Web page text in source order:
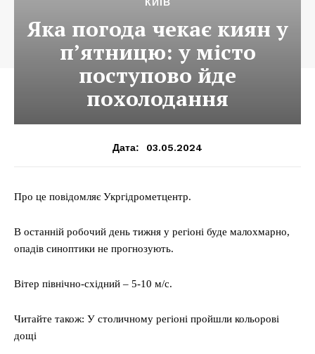
Яка погода чекає киян у
п’ятницю: у місто
поступово йде
похолодання
Дата: 03.05.2024
Про це повідомляє Укргідрометцентр.
В останній робочий день тижня у регіоні буде малохмарно,
опадів синоптики не прогнозують.
Вітер північно-східний – 5-10 м/с.
Читайте також: У столичному регіоні пройшли кольорові
дощі